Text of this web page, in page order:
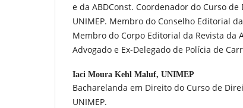
e da ABDConst. Coordenador do Curso
UNIMEP. Membro do Conselho Editorial
Membro do Corpo Editorial da Revista da
Advogado e Ex-Delegado de Polícia de
Iaci Moura Kehl Maluf, UNIMEP
Bacharelanda em Direito do Curso de
UNIMEP.